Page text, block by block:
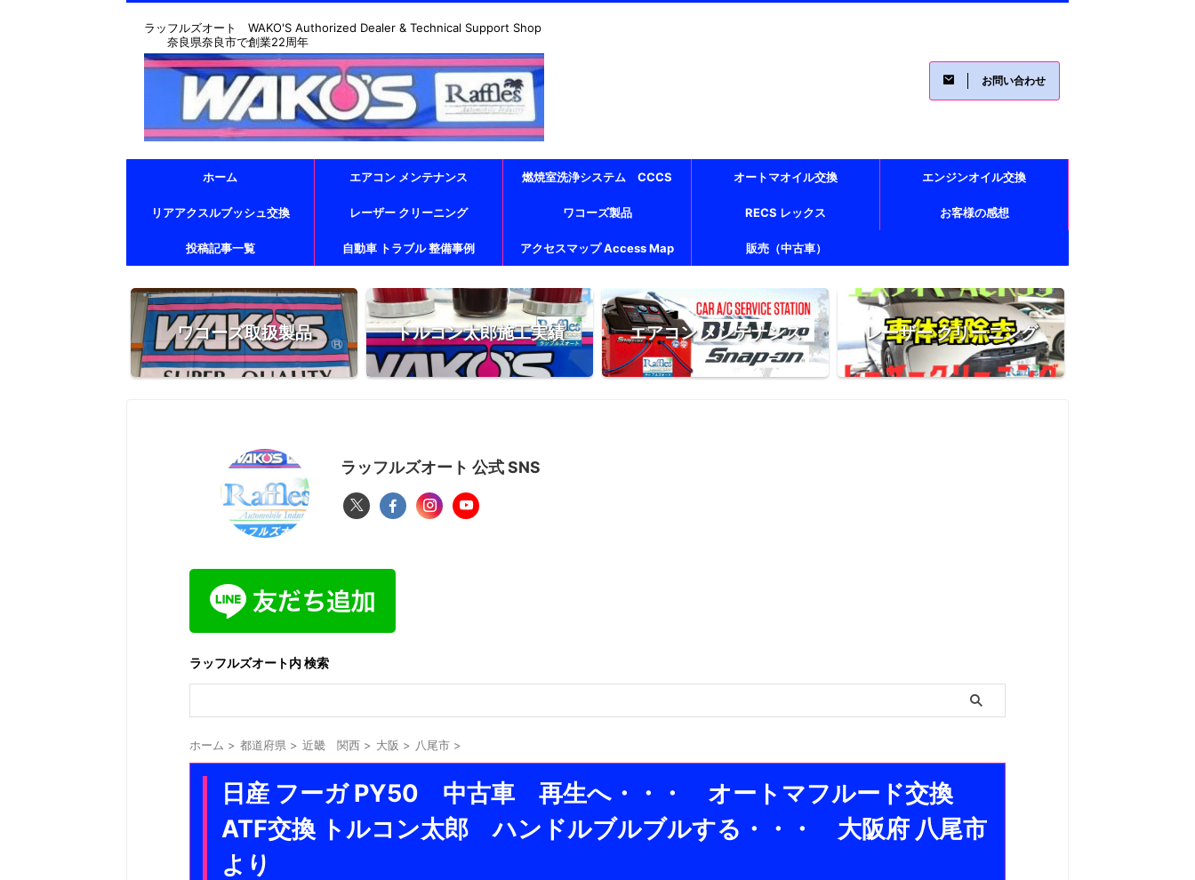
ラッフルズオート WAKO'S Authorized Dealer & Technical Support Shop
奈良県奈良市で創業22周年
お問い合わせ
ホーム エアコン メンテナンス 燃焼室洗浄システム CCCS オートマオイル交換 エンジンオイル交換
リアアクスルブッシュ交換 レーザー クリーニング ワコーズ製品 RECS レックス お客様の感想
投稿記事一覧 自動車 トラブル 整備事例 アクセスマップ Access Map 販売（中古車）
ワコーズ取扱製品 トルコン太郎施工実績 エアコン メンテナンス レーザー クリーニング
ラッフルズオート 公式 SNS
ラッフルズオート内 検索
ホーム > 都道府県 > 近畿 関西 > 大阪 > 八尾市 >
日産 フーガ PY50 中古車 再生へ・・・ オートマフルード交換
ATF交換 トルコン太郎 ハンドルブルブルする・・・ 大阪府 八尾市
より